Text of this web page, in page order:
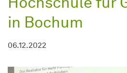
in Bochum
06.12.2022